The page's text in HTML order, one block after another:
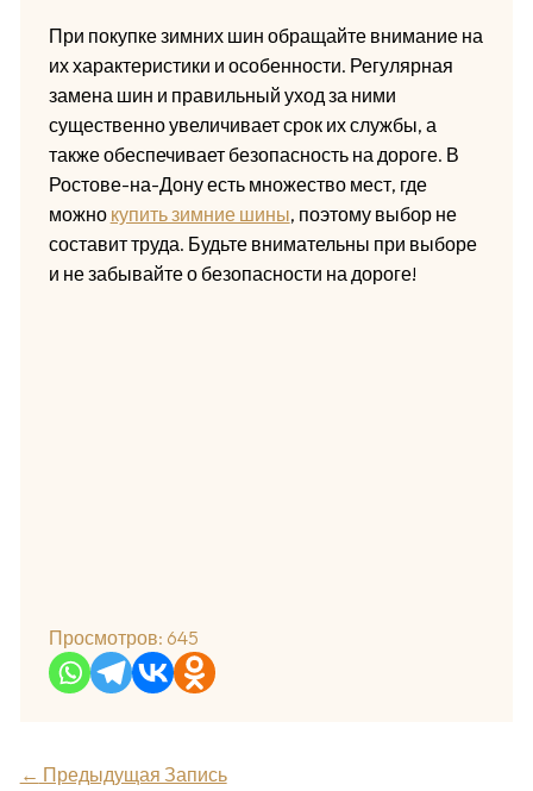
При покупке зимних шин обращайте внимание на
их характеристики и особенности. Регулярная
замена шин и правильный уход за ними
существенно увеличивает срок их службы, а
также обеспечивает безопасность на дороге. В
Ростове-на-Дону есть множество мест, где
можно купить зимние шины, поэтому выбор не
составит труда. Будьте внимательны при выборе
и не забывайте о безопасности на дороге!
Просмотров: 645
← Предыдущая Запись